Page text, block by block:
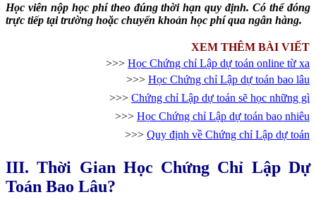
Học viên nộp học phí theo đúng thời hạn quy định. Có thể đóng
trực tiếp tại trường hoặc chuyển khoản học phí qua ngân hàng.
XEM THÊM BÀI VIẾT
>>> Học Chứng chỉ Lập dự toán online từ xa
>>> Học Chứng chỉ Lập dự toán bao lâu
>>> Chứng chỉ Lập dự toán sẽ học những gì
>>> Học Chứng chỉ Lập dự toán bao nhiêu
>>> Quy định về Chứng chỉ Lập dự toán
III. Thời Gian Học Chứng Chỉ Lập Dự
Toán Bao Lâu?